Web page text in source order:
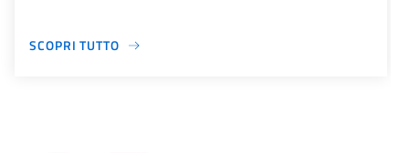
SCOPRI TUTTO